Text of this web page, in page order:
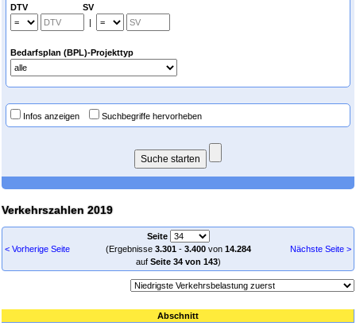
DTV SV
|
Bedarfsplan (BPL)-Projekttyp
Infos anzeigen Suchbegriffe hervorheben
Verkehrszahlen 2019
< Vorherige Seite
Seite
(Ergebnisse 3.301- 3.400von 14.284
auf Seite 34 von 143)
Nächste Seite >
Abschnitt